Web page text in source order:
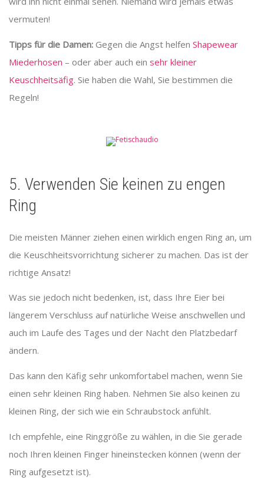
vermuten!
Tipps für die Damen: Gegen die Angst helfen Shapewear
Miederhosen – oder aber auch ein sehr kleiner
Keuschheitsäfig. Sie haben die Wahl, Sie bestimmen die
Regeln!
5. Verwenden Sie keinen zu engen
Ring
Die meisten Männer ziehen einen wirklich engen Ring an, um
die Keuschheitsvorrichtung sicherer zu machen. Das ist der
richtige Ansatz!
Was sie jedoch nicht bedenken, ist, dass Ihre Eier bei
längerem Verschluss auf natürliche Weise anschwellen und
auch im Laufe des Tages und der Nacht den Platzbedarf
ändern.
Das kann den Käfig sehr unkomfortabel machen, wenn Sie
einen sehr kleinen Ring haben. Nehmen Sie also keinen zu
kleinen Ring, der sich wie ein Schraubstock anfühlt.
Ich empfehle, eine Ringgröße zu wählen, in die Sie gerade
noch Ihren kleinen Finger hineinstecken können (wenn der
Ring aufgesetzt ist).